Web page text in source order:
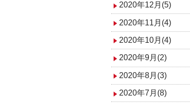
2020年12月(5)
2020年11月(4)
2020年10月(4)
2020年9月(2)
2020年8月(3)
2020年7月(8)